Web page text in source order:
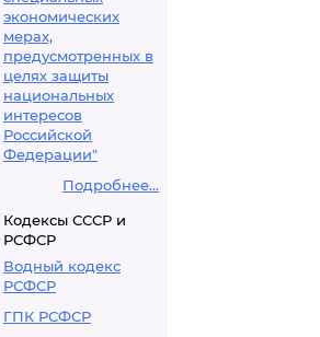
экономических
мерах,
предусмотренных в
целях защиты
национальных
интересов
Российской
Федерации"
Подробнее...
Кодексы СССР и
РСФСР
Водный кодекс
РСФСР
ГПК РСФСР